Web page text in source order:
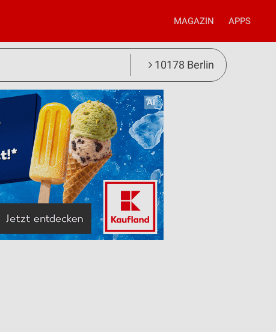
MAGAZIN APPS
10178 Berlin